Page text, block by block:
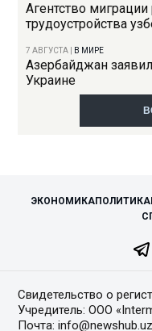
Агентство
трудоустройства
7 АВГУСТА В МИРЕ
Азербайджан заявил
Украине
ЭКОНОМИКАПОЛИТИКА
Свидетельство о
Учредитель: ООО
Почта: info@newshub.uz